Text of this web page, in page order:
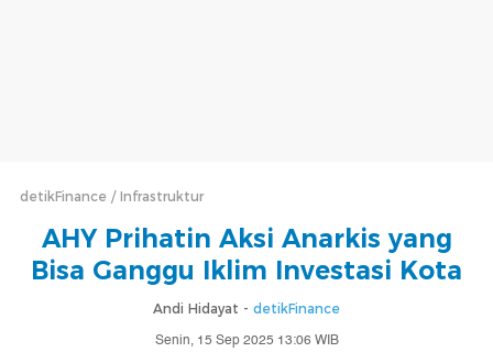
detikFinance Infrastruktur
AHY Prihatin Aksi Anarkis yang
Bisa Ganggu Iklim Investasi Kota
Andi Hidayat - detikFinance
Senin, 15 Sep 2025 13:06 WIB